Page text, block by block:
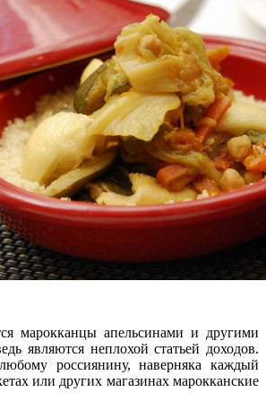
марокканцы апельсинами и другими
являются неплохой статьей доходов.
россиянину, наверняка каждый
или других магазинах марокканские